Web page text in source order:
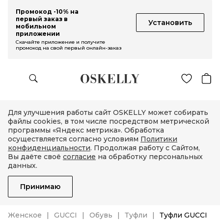
Промокод -10% на
первый заказ в
мобильном
приложении
Установить
Скачайте приложение и получите
промокод на свой первый онлайн-заказ
Для улучшения работы сайт OSKELLY может собирать
файлы cookies, в том числе посредством метрической
программы «Яндекс метрика». Обработка
осуществляется согласно условиям Политики
конфиденциальности. Продолжая работу с Сайтом,
Вы даёте своё согласие на обработку персональных
данных.
Принимаю
Женское GUCCI Обувь Туфли Туфли GUCCI